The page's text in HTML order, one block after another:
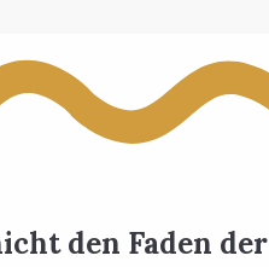
den Faden der